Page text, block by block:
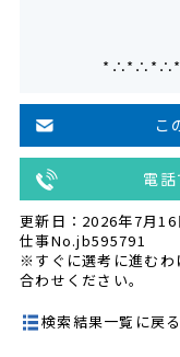
こ
電
更新日：2026年7月16
仕事No.jb595791
※すぐに選考に進むわ
合わせください。
検索結果一覧に戻る